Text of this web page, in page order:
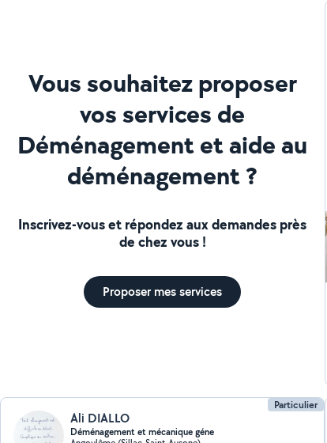
Vous souhaitez proposer
vos services de
Déménagement et aide au
déménagement ?
Inscrivez-vous et répondez aux demandes près
de chez vous !
Proposer mes services
Particulier
Ali DIALLO
Déménagement et mécanique géne